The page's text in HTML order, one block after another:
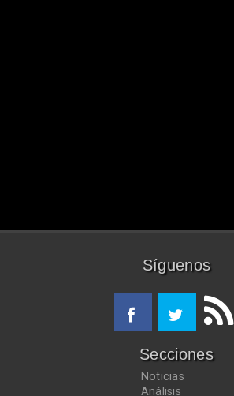
Síguenos
Secciones
Noticias
Análisis